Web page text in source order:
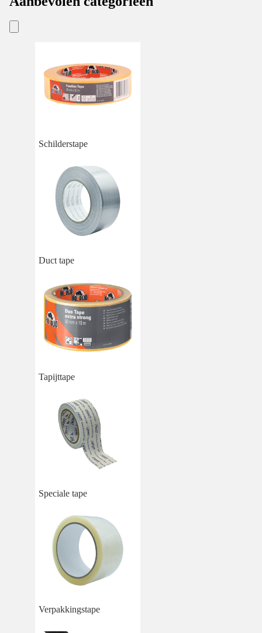
Schilderstape
Duct tape
Tapijttape
Speciale tape
Verpakkingstape